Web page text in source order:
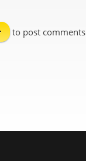
to post comments